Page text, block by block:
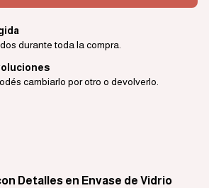
durante toda la compra.
cambiarlo por otro o devolverlo.
Detalles en Envase de Vidrio